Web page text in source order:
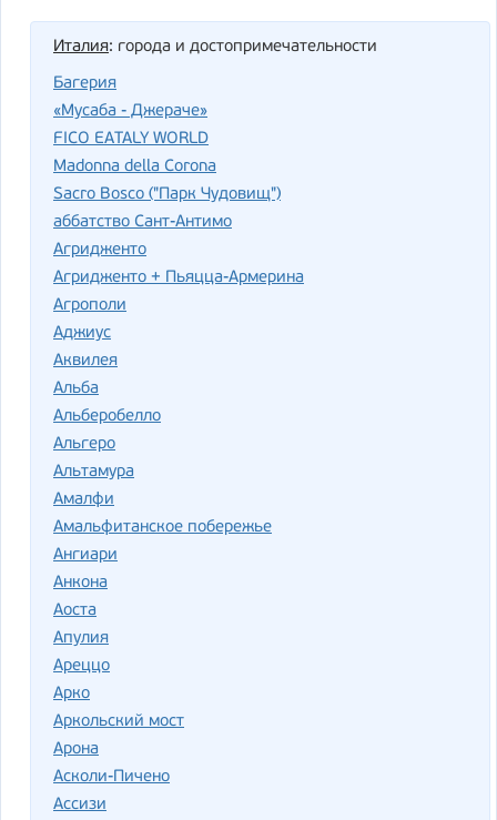
Италия: города и достопримечательности
Багерия
«Мусаба - Джераче»
FICO EATALY WORLD
Madonna della Corona
Sacro Bosco ("Парк Чудовищ")
аббатство Сант-Антимо
Агридженто
Агридженто + Пьяцца-Армерина
Агрополи
Аджиус
Аквилея
Альба
Альберобелло
Альгеро
Альтамура
Амалфи
Амальфитанское побережье
Ангиари
Анкона
Аоста
Апулия
Ареццо
Арко
Аркольский мост
Арона
Асколи-Пичено
Ассизи